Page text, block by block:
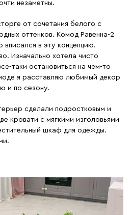
незаметны.
от сочетания белого с
оттенков. Комод Равенна-2
вписался в эту концепцию.
Изначально хотела чисто
таки остановиться на чём-то
я расставляю любимый декор
и по сезону.
сделали подростковым и
кровати с мягкими изголовьями
шкаф для одежды.